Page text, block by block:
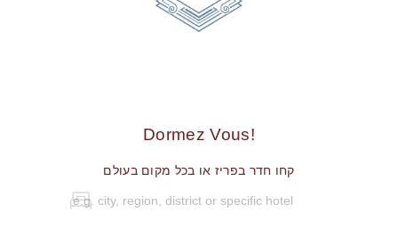
!Dormez Vous
קחו חדר בפריז או בכל מקום בעולם